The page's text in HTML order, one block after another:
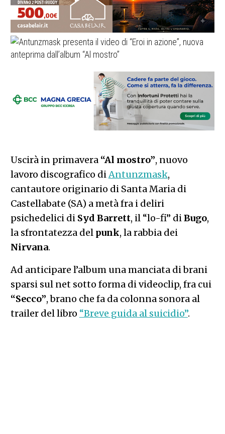
Uscirà in primavera “Al mostro”, nuovo
lavoro discografico diAntunzmask,
cantautore originario di Santa Maria di
Castellabate (SA) a metà fra i deliri
psichedelici di Syd Barrett, il “lo-fi” diBugo,
la sfrontatezza del punk, la rabbia dei
Nirvana.
Ad anticipare l’album una manciata di brani
sparsi sul net sotto forma di videoclip, fra cui
“Secco”, brano che fa da colonna sonora al
trailer del libro “Breve guida al suicidio”.